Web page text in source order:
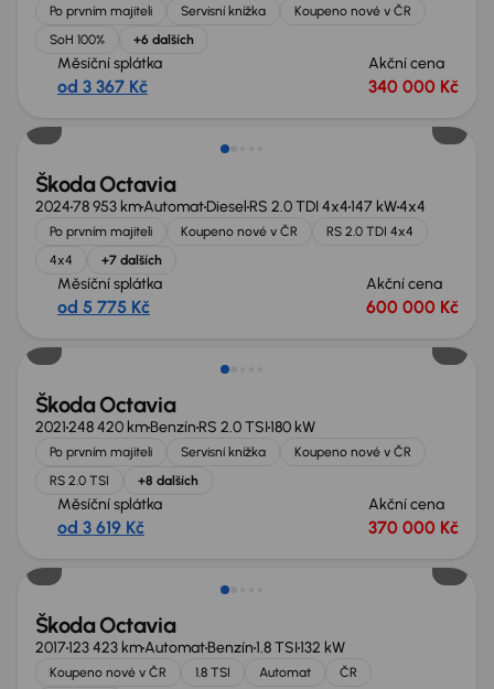
Po prvním majiteli Servisní knížka
Koupeno nové v ČR
SoH 100%
+6 dalších
Měsíční splátka
od 3 367 Kč
Akční cena
340 000 Kč
Nově v nabídce
Škoda Octavia
202478 953 kmAutomatDiesel RS 2.0 TDI 4x4147 kW4x4
Po prvním majiteli Koupeno nové v ČR
RS 2.0 TDI 4x4
4x4
+7 dalších
Měsíční splátka
od 5 775 Kč
Akční cena
600 000 Kč
Zlevněno o 20 000 Kč
Škoda Octavia
2021248 420 kmBenzín RS 2.0 TSI180 kW
Po prvním majiteli Servisní knížka
Koupeno nové v ČR
RS 2.0 TSI
+8 dalších
Měsíční splátka
od 3 619 Kč
Akční cena
370 000 Kč
Škoda Octavia
2017123 423 kmAutomatBenzín1.8 TSI132 kW
Koupeno nové v ČR 1.8 TSI Automat
ČR